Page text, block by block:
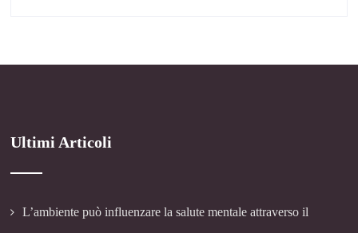
Ultimi Articoli
L’ambiente può influenzare la salute mentale attraverso il